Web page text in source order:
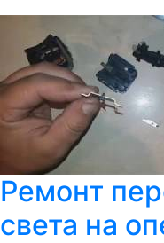
Ремонт
света на